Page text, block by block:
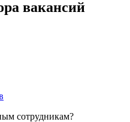
вакансий
сотрудникам?